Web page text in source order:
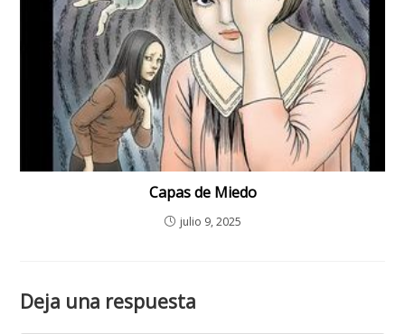
Capas de Miedo
julio 9, 2025
Deja una respuesta